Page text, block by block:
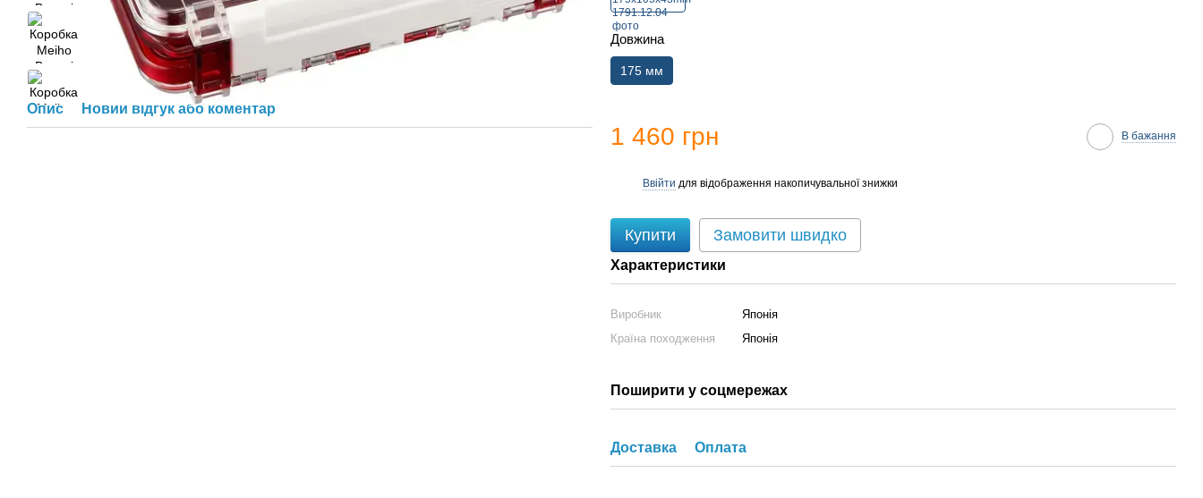
Опис Новий відгук або коментар
Довжина
175 мм
1 460 грн В бажання
Ввійти для відображення накопичувальної знижки
Купити Замовити швидко
Характеристики
Виробник
Японія
Країна походження
Японія
Поширити у соцмережах
Доставка Оплата